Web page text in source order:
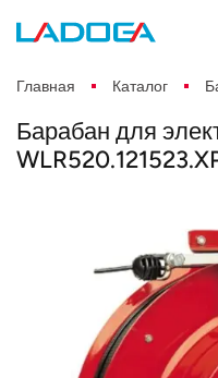
Главная Каталог
Барабан для